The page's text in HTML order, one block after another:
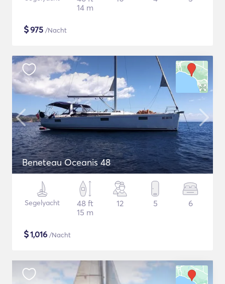
14 m
$975 /Nacht
Beneteau Oceanis 48
Segelyacht
48 ft
15 m
12 5 6
$1,016 /Nacht